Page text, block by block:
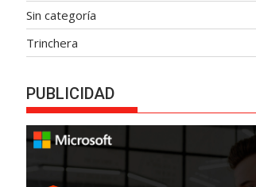
Sin categoría
Trinchera
PUBLICIDAD